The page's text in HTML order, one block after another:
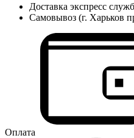
Доставка экспресс
Самовывоз (г. Харьков
Оплата